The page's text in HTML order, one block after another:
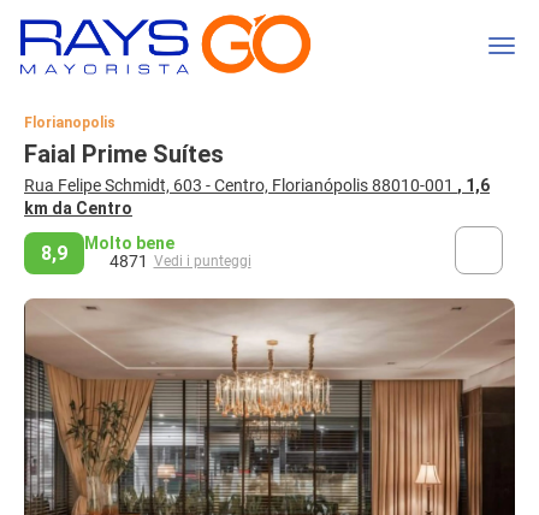
Florianopolis
Faial Prime Suítes
Rua Felipe Schmidt, 603 - Centro, Florianópolis 88010-001 , 1,6
km da Centro
8,9
Molto bene
4871 Vedi i punteggi